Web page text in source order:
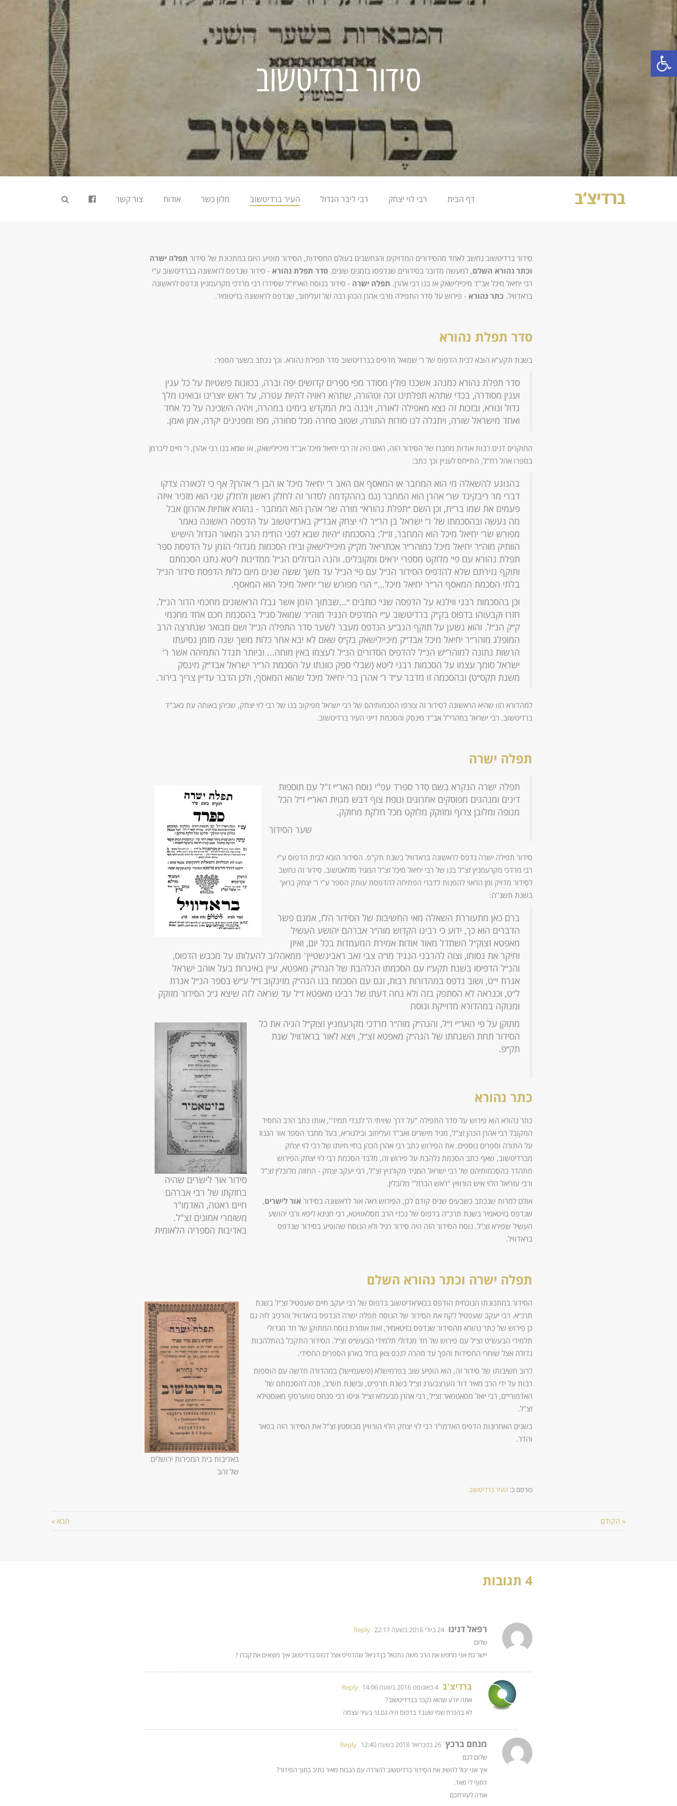
פתח סרגל נגישות
סידור ברדיטשוב
דף הבית » העיר ברדיטשוב » סידור ברדיטשוב
דף הבית רבי לוי יצחק רבי ליבר הגדול העיר ברדיטשוב מלון כשר אודות צור קשר
סידור ברדיטשוב נחשב לאחד מהסידורים המדויקים והנחשבים בעולם החסידות, הסידור מופיע היום במתכונת של סידור תפלה ישרה
וכתר נהורא השלם, למעשה מדובר בסידורים שנדפסו בזמנים שונים. סדר תפלת נהורא - סידור שנדפס לראשונה בברדיטשוב ע"י
רבי יחיאל מיכל אב"ד מיכיילישאק או בנו רבי אהרן. תפלה ישרה - סידור בנוסח האריז"ל שסידרו רבי מרדכי מקרעמניץ ונדפס לראשונה
בראדוויל. כתר נהורא - פירוש על סדר התפילה מרבי אהרן הכהן רבה של זעליחוב, שנדפס לראשונה בז'יטומיר.
סדר תפלת נהורא
בשנת תקע"א הובא לבית הדפוס של ר' שמואל מדפיס בברדיטשוב סדר תפילת נהורא. וכך נכתב בשער הספר:
סדר תפלת נהורא כמנהג אשכנז פולין מסודר מפי ספרים קדושים יפה וברה, בכוונות פשטיות על כל ענין
וענין מסודרה, בכדי שתהא תפלתינו זכה וטהורה, שתהא ראויה להיות עטרה, על ראש יוצרינו ובואינו מלך
גדול ונורא, ובזכות זה נצא מאפילה לאורה, ויבנה בית המקדש בימינו במהרה, ויהיה השכינה על כל אחד
ואחד מישראל שורה, ויתגלה לנו סודות התורה, שטוב סחרה מכל סחורה, מפז ומפנינים יקרה, אמן ואמן.
החוקרים דנים רבות אודות מחברו של הסידור הזה, האם היה זה רבי יחיאל מיכל אב"ד מיכיילישאק, או שמא בנו רבי אהרן, ר' חיים ליברמן
בספרו אהל רח"ל, התייחס לעניין וכך כתב:
בהנוגע להשאלה מי הוא המחבר או המאסף אם האב ר׳ יחיאל מיכל או הבן ר׳ אהרן? אף כי לכאורה צדקו
דברי מר ריבקינד שר׳ אהרן הוא המחבר (גם בההקדמה לסדור זה לחלק ראשון ולחלק שני הוא מזכיר איזה
פעמים את שמו בר״ת, וכן השם ״תפלת נהורא״ מורה שר׳ אהרן הוא המחבר - נהורא אותיות אהרון) אבל
מה נעשה ובהסכמתו של ר׳ ישראל בן הר״ר לוי יצחק אבד״ק בארדיטשוב על הדפסה ראשונה נאמר
מפורש שר׳ יחיאל מיכל הוא המחבר, וז״ל: בהסכמתו ״היות שבא לפני הח״מ הרב המאור הגדול הישיש
הוותיק מוה״ר יחיאל מיכל כמוהר״ר אכתריאל מק״ק מיכיילישאק ובידו הסכמות מגדולי הזמן על הדפסת ספר
תפלת נהורא עם פי׳ מלוקט מספרי יראים ומקובלים. והנה הגדולים הנ״ל ממדינות ליטא נתנו הסכמתם
ותוקף גזירתם שלא להדפיס הסידור הנ״ל עם פי׳ הנ״ל עד משך ששה שנים מיום כלות הדפסת סידור הנ״ל
בלתי הסכמת המאסף הר״ר יחיאל מיכל...״ הרי מפורש שר׳ יחיאל מיכל הוא המאסף.
וכן בהסכמות רבני ווילנא על הדפסה שני׳ כותבים ״...שבתוך הזמן אשר גבלו הראשונים מחכמי הדור הנ״ל.
חזרו וקבעוהו בדפוס בק״ק ברדיטשוב ע״י המדפיס הנגיד מוה״ר שמואל סג״ל בהסכמת חכם אחד מחכמי
ק״ק הנ״ל. והוא נשען על תוקף הגב״ע הנדפס מעבר לשער סדר התפלה הנ״ל ושם מבואר שנתרצה הרב
המופלג מוהר״ר יחיאל מיכל אבד״ק מיכיילישאק בק״ס שאם לא יבא אחר כלות משך שנה מזמן נסיעתו
הרשות נתונה למוהר״ש הנ״ל להדפיס הסדורים הנ״ל לעצמו באין מוחה... וביותר תגדל התמיהה אשר ר׳
ישראל סומך עצמו על הסכמות רבני ליטא (שבלי ספק כוונתו על הסכמת הר״ר ישראל אבד״ק מינסק
משנת תקס״ט) ובהסכמה זו מדבר ע״ד ר׳ אהרן בר׳ יחיאל מיכל שהוא המאסף, ולכן הדבר עדיין צריך בירור.
למהדורא הזו שהיא הראשונה לסידור זה צורפו הסכמותיהם של רבי ישראל מפיקוב בנו של רבי לוי יצחק, שכיהן באותה עת כאב"ד
ברדיטשוב. רבי ישראל במהרי"ל אב"ד מינסק והסכמת דייני העיר ברדיטשוב.
תפלה ישרה
תפלה ישרה הנקרא בשם סדר ספרד עפ"י נוסח האר״י ז"ל עם תוספות
דינים ומנהגים מפוסקים אחרונים ונופת צוף דבש מגוית האר״י ז״ל הכל
מנופה ומלובן צרוף ומזוקק מלוקט מכל חלקת מחוקק.
שער הסידור
סידור תפילה ישרה נדפס לראשונה בראדוויל בשנת תק"פ. הסידור הובא לבית הדפוס ע"י
רבי מרדכי מקרעמניץ זצ"ל בנו של רבי יחיאל מיכל זצ"ל המגיד מזלאטשוב. סידור זה נחשב
לסידור מדויק ומן הראוי להפנות לדברי הפתיחה להדפסת עותק הספר ע"י ר' יצחק בראך
בשנת תשנ"ה:
ברם כאן מתעוררת השאלה מאי החשיבות של הסידור הלז, אמנם פשר
הדברים הוא כך, ידוע כי רבינו הקדוש מוה״ר אברהם יהושע העשיל
מאפטא זצוק״ל השתדל מאוד אודות אמירת המעמדות בכל יום, ואיזן
וחיקר את נסוחו, וצוה להרבני הנגיד מו״ה צבי זאב ראבינשטיין־ ממאהלוב להעלותו על מכבש הדפוס,
והנ׳׳ל הדפיסו בשנת תקע״ו עם הסכמתו הנלהבת של הגה״ק מאפטא, עיין באיגרות בעל אוהב ישראל
אגרת י״ט, ושוב נדפס במהדורות רבות, וגם עם הסכמת בנו הגה״ק מזינקוב ז״ל ע״ש בספר הנ״ל אגרת
ל״ט, וכנראה לא הסתפק בזה ולא נחה דעתו של רבינו מאפטא ז״ל עד שראה לזה שיצא ג״כ הסידור מזוקק
ומנוקה במהדורא מדוייקת ונוסח
סידור אור לישרים שהיה
בחזקתו של רבי אברהם
חיים ראטה, האדמו"ר
משומרי אמונים זצ"ל.
באדיבות הספריה הלאומית
מתוקן על פי האר״י ז״ל, והגה״ק מוה״ר מרדכי מקרעמניץ זצוק״ל הגיה את כל
הסידור תחת השגחתו של הגה״ק מאפטא זצ״ל, ויצא לאור בראדוויל שנת
תק״פ.
כתר נהורא
כתר נהורא הוא פירוש על סדר התפילה "על דרך שיויתי ה' לנגדי תמיד", אותו כתב הרב החסיד
המקובל רבי אהרן הכהן זצ"ל, מגיד מישרים ואב"ד זעליחוב ובילגוריא, בעל מחבר הספר אור הגנוז
על התורה וספרים נוספים. את הפירוש כתב רבי אהרן הכהן בחיי חיותו של רבי לוי יצחק
מברדיטשוב, שאף כתב הסכמת נלהבת על פירוש זה, מלבד הסכמת רבי לוי יצחק הפירוש
מתהדר בהסכמותיהם של רבי ישראל המגיד מקוז'ניץ זצ"ל, רבי יעקב יצחק - החוזה מלובלין זצ"ל
ורבי עזריאל הלוי איש הורוויץ "ראש הברזל" מלובלין.
אולם למרות שנכתב כשבעים שנים קודם לכן, הפירוש ראה אור לראשונה בסידור אור לישרים,
שנדפס בזיטאמיר בשנת תרכ"ה בדפוס של נכדי הרב מסלאוויטא, רבי חנינא ליפא ורבי יהושע
העשיל שפירא זצ"ל. נוסח הסידור הזה היה סידור רגיל ולא הנוסח שהופיע בסידור שנדפס
בראדוויל.
תפלה ישרה וכתר נהורא השלם
באדיבות בית המכירות ירושלים
של זהב
הסידור במתכונתו הנוכחית הודפס בבאראדיטשוב בדפוס של רבי יעקב חיים שעפטיל זצ"ל בשנת
תרנ״א. רבי יעקב שעפטיל לקח את הסידור של הנוסח תפלה ישרה הנדפס בראדוויל והרכיב לזה גם
כן פירוש של כתר נהורא מהסידור שנדפס בזיטאמיר, זאת אומרת נוסח המתוקן של חד מגדולי
תלמידי הבעש״ט זצ״ל עם פירוש של חד מגדולי תלמידי הבעש״ט זצ״ל. הסידור התקבל בהתלהבות
גדולה אצל שוחרי החסידות והפך עד מהרה לנכס צאן ברזל בארון הספרים החסידי.
לרוב חשיבותו של סידור זה, הוא הופיע שוב בפרמישלא (פשעמישל) במהדורה חדשה עם הוספות
רבות על ידי הרב מאיר דוד הערצבערג זצ״ל בשנת תרפ״ט, ובשנת תש״ב, וזכה להסכמתם של
האדמורי״ם, רבי יואל מסאטמאר זצ״ל, רבי אהרן מבעלזא זצ״ל וגיסו רבי פנחס טווערסקי מאוסטילא
זצ"ל.
בשנים האחרונות הדפיס האדמו"ר רבי לוי יצחק הלוי הורוויץ מבוסטון זצ"ל את הסידור הזה בפאר
והדר.
פורסם ב: העיר ברדיטשוב
« הקודם הבא »
4 תגובות
רפאל דנינו 24 ביולי 2016 בשעה 22:17
Reply
שלום
יישר כת אני מחפש את הרב משה נתנאל בן דניאל שהדפיס אצל דפוס ברדיטשב איך מוצאים את קברו ?
ברדיצ'ב 4 באוגוסט 2016 בשעה 14:06
Reply
אתה יודע שהוא נקבר בברדיטשוב?
לא בהכרח שמי שעבד בדפוס היה גם גר בעיר עצמה
מנחם ברכץ 26 בפברואר 2018 בשעה 12:40
Reply
שלום לכם
איך אני יכול להשיג את הסידור ברדיטשוב להורדה עם הגבות מאיר נתיב בתוך הסידור?
דחוף לי מאד.
אודה לעזרתכם